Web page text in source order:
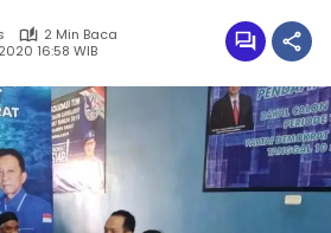
2 Min Baca
16:58 WIB